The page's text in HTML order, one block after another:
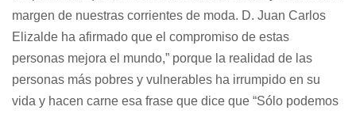
margen de nuestras corrientes de moda. D. Juan Carlos
Elizalde ha afirmado que el compromiso de estas
personas mejora el mundo,” porque la realidad de las
personas más pobres y vulnerables ha irrumpido en su
vida y hacen carne esa frase que dice que “Sólo podemos